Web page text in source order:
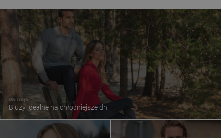
Miło i ciepło
Bluzy idealne na chłodniejsze dni